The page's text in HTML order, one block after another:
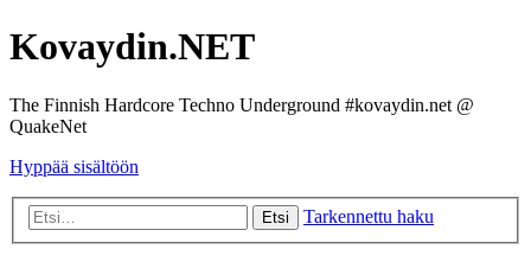
Kovaydin.NET
The Finnish Hardcore Techno Underground #kovaydin.net @
QuakeNet
Hyppää sisältöön
Etsi Tarkennettu haku